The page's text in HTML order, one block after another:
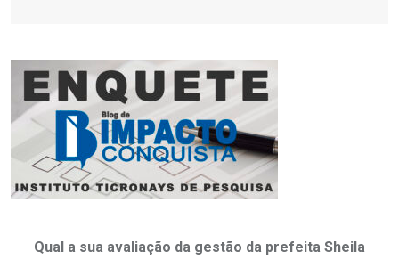
Qual a sua avaliação da gestão da prefeita Sheila